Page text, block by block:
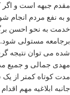
مقدم جبهه است و اگر
و به نفع مردم انجام
خدمت به نحو احسن
برجامعه مستولی شود.
شده می توان نتیجه
مهدی جمالی و جمیع
مدت کوتاه کمتر از
جانبه ابلاغیه مهم